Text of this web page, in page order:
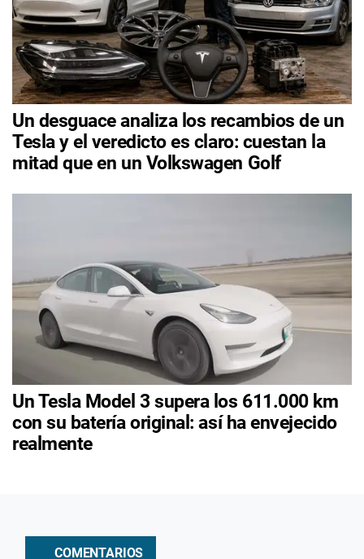
Un desguace analiza los recambios de un
Tesla y el veredicto es claro: cuestan la
mitad que en un Volkswagen Golf
Un Tesla Model 3 supera los 611.000 km
con su batería original: así ha envejecido
realmente
COMENTARIOS